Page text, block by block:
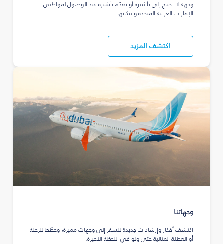
وجهة لا تحتاج إلى تأشيرة أو تقدّم تأشيرة عند الوصول لمواطني
الإمارات العربية المتحدة وسكانها.
اكتشف المزيد
وجهاتنا
اكتشف أفكار وإرشادات جديدة للسفر إلى وجهات مميزة، وخطّط للرحلة
أو العطلة المثالية حتى ولو في اللحظة الأخيرة.